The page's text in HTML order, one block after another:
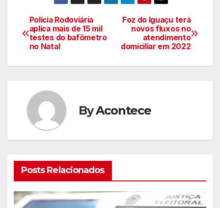
Navegação
de
artigos
Foz do Iguaçu terá
novos fluxos no
atendimento
domiciliar em 2022
Polícia Rodoviária
aplica mais de 15 mil
testes do bafômetro
no Natal
ByAcontece
Posts Relacionados